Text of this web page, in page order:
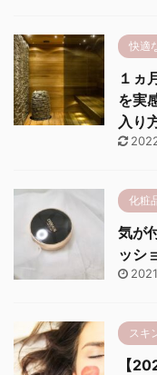
快適
１ヵ
を実
入り
化粧
気が
ッシ
スキ
【